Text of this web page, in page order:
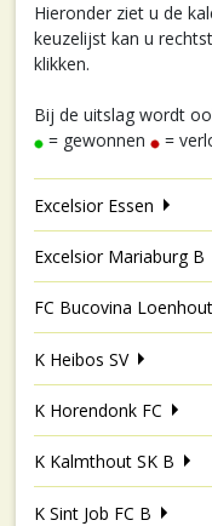
Hieronder ziet u de
keuzelijst kan u
klikken.
Bij de uitslag wordt
= gewonnen
=
Excelsior Essen
Excelsior Mariaburg B
FC Bucovina Loenhout
K Heibos SV
K Horendonk FC
K Kalmthout SK B
K Sint Job FC B